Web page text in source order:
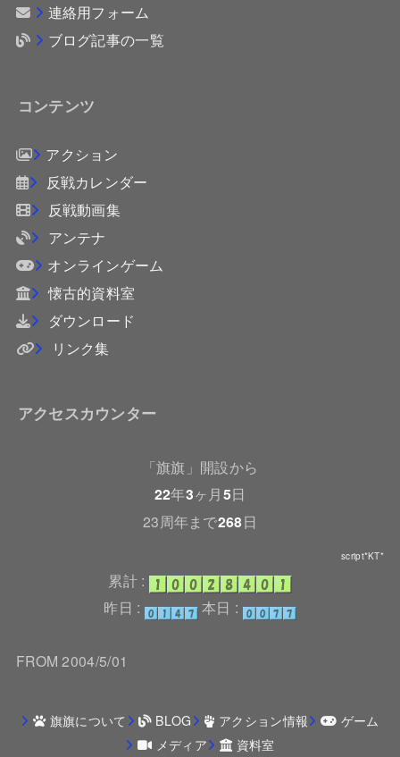
連絡用フォーム
ブログ記事の一覧
コンテンツ
アクション
反戦カレンダー
反戦動画集
アンテナ
オンラインゲーム
懐古的資料室
ダウンロード
リンク集
アクセスカウンター
「旗旗」開設から
22年3ヶ月5日
23周年まで268日
script*KT*
累計 :
昨日 :
本日 :
FROM 2004/5/01
旗旗について BLOG アクション情報
ゲーム
メディア
資料室